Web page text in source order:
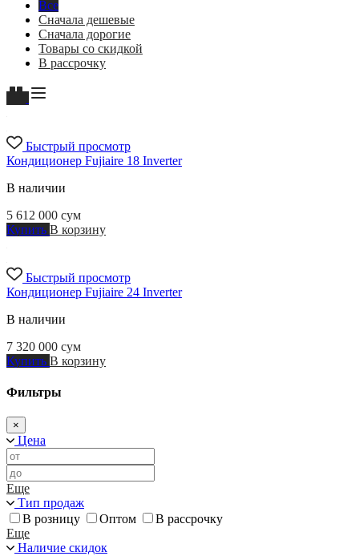
Все
Сначала дешевые
Сначала дорогие
Товары со скидкой
В рассрочку
Быстрый просмотр
Кондиционер Fujiaire 18 Inverter
В наличии
5 612 000 сум
Купить В корзину
Быстрый просмотр
Кондиционер Fujiaire 24 Inverter
В наличии
7 320 000 сум
Купить В корзину
Фильтры
×
Цена
Еще
Тип продаж
В розницу
Оптом
В рассрочку
Еще
Наличие скидок